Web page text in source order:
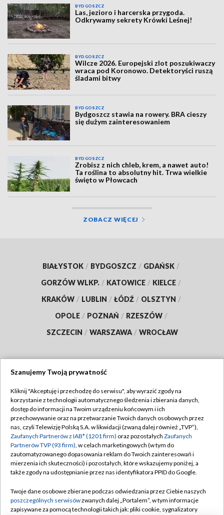
BYDGOSZCZ
Las, jezioro i harcerska przygoda.
Odkrywamy sekrety Krówki Leśnej!
BYDGOSZCZ
Wilcze 2026. Europejski zlot poszukiwaczy
wraca pod Koronowo. Detektoryści ruszą
śladami bitwy
BYDGOSZCZ
Bydgoszcz stawia na rowery. BRA cieszy
się dużym zainteresowaniem
BYDGOSZCZ
Zrobisz z nich chleb, krem, a nawet auto!
Ta roślina to absolutny hit. Trwa wielkie
święto w Płowcach
ZOBACZ WIĘCEJ
BIAŁYSTOK / BYDGOSZCZ / GDAŃSK /
GORZÓW WLKP. / KATOWICE / KIELCE /
KRAKÓW / LUBLIN / ŁÓDŹ / OLSZTYN /
OPOLE / POZNAŃ / RZESZÓW /
SZCZECIN / WARSZAWA / WROCŁAW
TVP
Abonament TVP
Emisja w TVP
Centrum informacji TVP
Naziemna Telewizja Cyfrowa
Rada Programowa
Regulamin TVP
Polityka prywatności
Moje zgody
Pomoc
Kontakt
Szanujemy Twoją prywatność
Kliknij "Akceptuję i przechodzę do serwisu", aby wyrazić zgody na
korzystanie z technologii automatycznego śledzenia i zbierania danych,
dostęp do informacji na Twoim urządzeniu końcowym i ich
przechowywanie oraz na przetwarzanie Twoich danych osobowych przez
nas, czyli Telewizję Polską S.A. w likwidacji (zwaną dalej również „TVP”),
Zaufanych Partnerów z IAB* (1201 firm) oraz pozostałych Zaufanych
Partnerów TVP (93 firm), w celach marketingowych (w tym do
zautomatyzowanego dopasowania reklam do Twoich zainteresowań i
mierzenia ich skuteczności) i pozostałych, które wskazujemy poniżej, a
także zgody na udostępnianie przez nas identyfikatora PPID do Google.
Twoje dane osobowe zbierane podczas odwiedzania przez Ciebie naszych
poszczególnych serwisówzwanych dalej „Portalem”, w tym informacje
zapisywane za pomocą technologii takich jak: pliki cookie, sygnalizatory